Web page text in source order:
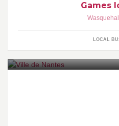
Games
Wasquehal
LOCAL